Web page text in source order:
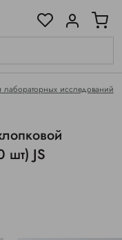
исследований
шт) JS